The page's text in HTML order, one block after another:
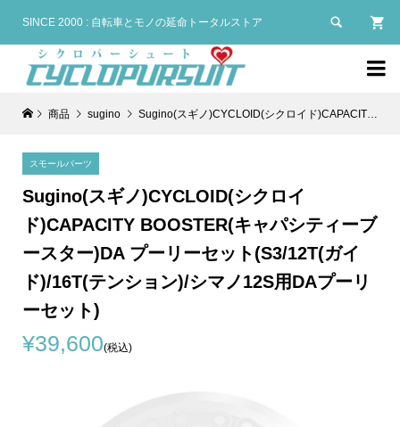
SINCE 2000 : 自転車とモノの延命トータルストア 

商品 sugino Sugino(スギノ)CYCLOID(シクロイド)CAPACITY BOOSTER(キャパシティーブースター)DA プーリーセット(S3/12T(ガイド)/16T(テンション)/シマノ12S用DAプーリーセット)
スモールパーツ
Sugino(スギノ)CYCLOID(シクロイ
ド)CAPACITY BOOSTER(キャパシティーブ
ースター)DA プーリーセット(S3/12T(ガイ
ド)/16T(テンション)/シマノ12S用DAプーリ
ーセット)
¥39,600(税込)